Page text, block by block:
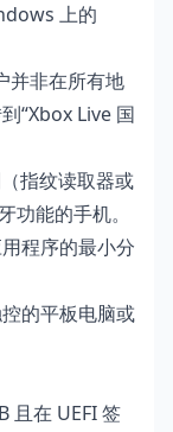
上的
并非在所有地
“Xbox Live 国
指纹读取器或
功能的手机。
程序的最小分
的平板电脑或
且在 UEFI 签